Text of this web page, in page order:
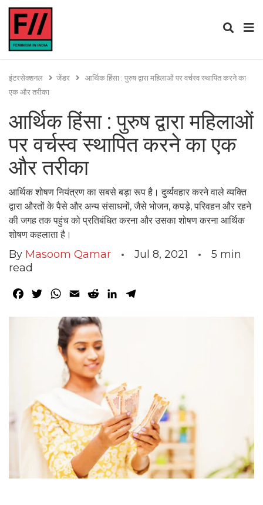
इंटरसेक्शनल जेंडर
आर्थिक हिंसा : पुरुष द्वारा महिलाओं पर वर्चस्व स्थापित करने का
एक और तरीका
आर्थिक हिंसा : पुरुष द्वारा महिलाओं
पर वर्चस्व स्थापित करने का एक
और तरीका
आर्थिक शोषण नियंत्रण का सबसे बड़ा रूप है। दुर्व्यवहार करने वाले व्यक्ति
द्वारा औरतों के पैसे और अन्य संसाधनों, जैसे भोजन, कपड़े, परिवहन और रहने
की जगह तक पहुंच को प्रतिबंधित करना और उसका शोषण करना आर्थिक
शोषण कहलाता है।
By Masoom Qamar Jul 8, 2021 5 min
read
Facebook
TwitterWhatsApp
Email RedditLinkedIn